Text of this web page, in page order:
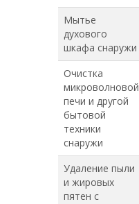
Мытье
духового
шкафа снаружи
Очистка
микроволновой
печи и другой
бытовой
техники
снаружи
Удаление пыли
и жировых
пятен с